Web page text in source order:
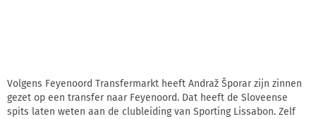
Volgens Feyenoord Transfermarkt heeft Andraž Šporar zijn zinnen
gezet op een transfer naar Feyenoord. Dat heeft de Sloveense
spits laten weten aan de clubleiding van Sporting Lissabon. Zelf